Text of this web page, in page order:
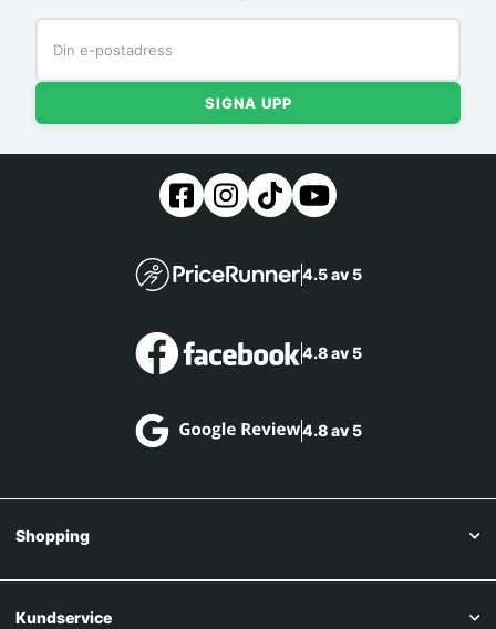
SIGNA UPP
4.5 av 5
4.8 av 5
4.8 av 5
Shopping
Kundservice